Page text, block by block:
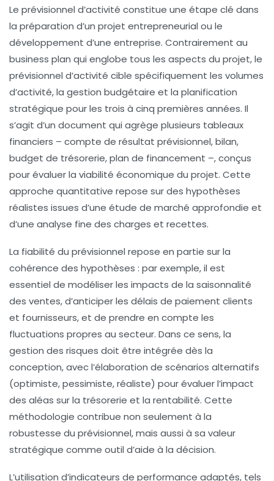
Le prévisionnel d’activité constitue une étape clé dans
la préparation d’un projet entrepreneurial ou le
développement d’une entreprise. Contrairement au
business plan qui englobe tous les aspects du projet, le
prévisionnel d’activité cible spécifiquement les volumes
d’activité, la gestion budgétaire et la planification
stratégique pour les trois à cinq premières années. Il
s’agit d’un document qui agrège plusieurs tableaux
financiers – compte de résultat prévisionnel, bilan,
budget de trésorerie, plan de financement –, conçus
pour évaluer la viabilité économique du projet. Cette
approche quantitative repose sur des hypothèses
réalistes issues d’une étude de marché approfondie et
d’une analyse fine des charges et recettes.
La fiabilité du prévisionnel repose en partie sur la
cohérence des hypothèses : par exemple, il est
essentiel de modéliser les impacts de la saisonnalité
des ventes, d’anticiper les délais de paiement clients
et fournisseurs, et de prendre en compte les
fluctuations propres au secteur. Dans ce sens, la
gestion des risques doit être intégrée dès la
conception, avec l’élaboration de scénarios alternatifs
(optimiste, pessimiste, réaliste) pour évaluer l’impact
des aléas sur la trésorerie et la rentabilité. Cette
méthodologie contribue non seulement à la
robustesse du prévisionnel, mais aussi à sa valeur
stratégique comme outil d’aide à la décision.
L’utilisation d’indicateurs de performance adaptés, tels